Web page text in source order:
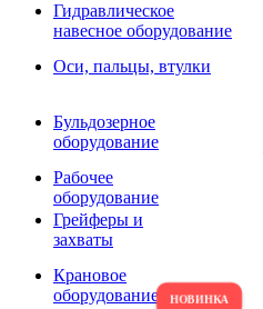
Гидравлическое
навесное оборудование
Оси, пальцы, втулки
Бульдозерное
оборудование
Рабочее
оборудование
Грейферы и
захваты
Крановое
оборудование